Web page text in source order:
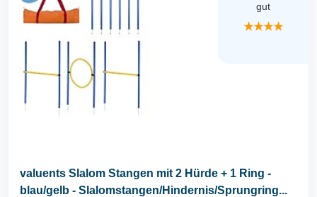
gut
★★★★
valuents Slalom Stangen mit 2 Hürde + 1 Ring -
blau/gelb - Slalomstangen/Hindernis/Sprungring...